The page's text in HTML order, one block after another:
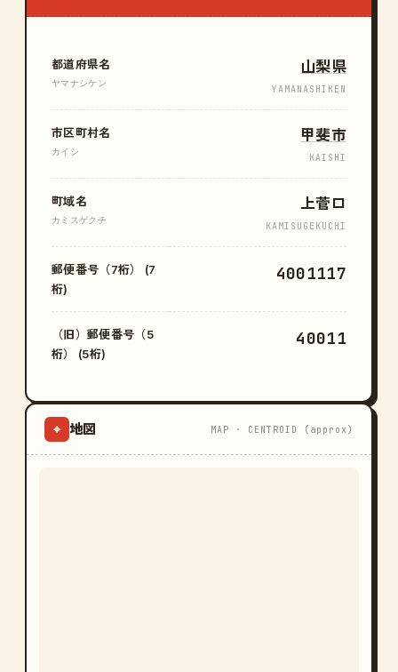
都道府県名
ヤマナシケン
山梨県
YAMANASHIKEN
市区町村名
カイシ
甲斐市
KAISHI
町域名
カミスゲクチ
上菅口
KAMISUGEKUCHI
郵便番号（7桁） (7
桁)
4001117
（旧）郵便番号（5
桁） (5桁)
40011
⌖ 地図 MAP · CENTROID (approx)